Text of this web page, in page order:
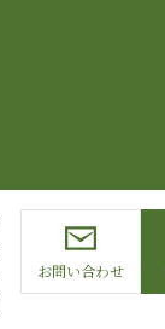
お問い合わせ